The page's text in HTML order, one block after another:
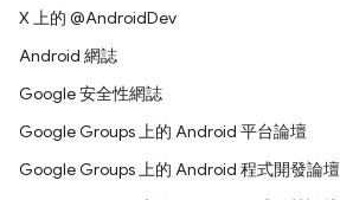
X 上的 @AndroidDev
Android 網誌
Google 安全性網誌
Google Groups 上的 Android 平台論壇
Google Groups 上的 Android 程式開發論壇